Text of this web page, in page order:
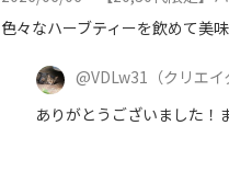
色々なハーブティーを飲めて美
@VDLw31 （クリエイ
ありがとうございました